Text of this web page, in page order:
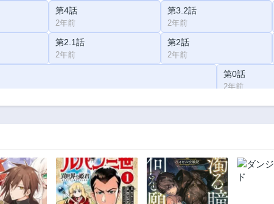
第4話
2年前
第3.2話
2年前
第2.1話
2年前
第2話
2年前
第0話
2年前